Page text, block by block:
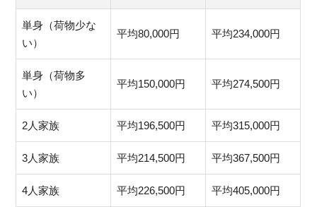
単身（荷物少な
い）
平均80,000円 平均234,000円
単身（荷物多
い）
平均150,000円 平均274,500円
2人家族 平均196,500円 平均315,000円
3人家族 平均214,500円 平均367,500円
4人家族 平均226,500円 平均405,000円